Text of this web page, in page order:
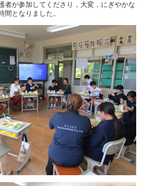
者が参加してくださり，大変，にぎやかな
間となりました。